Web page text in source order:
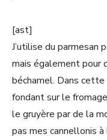
[ast]
J’utilise du parmesan
mais également pour
béchamel. Dans
fondant sur le
le gruyère par de la
pas mes cannellonis à